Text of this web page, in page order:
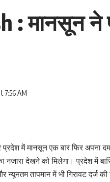
: मानसून ने
7:56 AM
प्रदेश में मानसून एक बार फिर अपना
नजारा देखने को मिलेगा। प्रदेश में
न्यूनतम तापमान में भी गिरावट दर्ज